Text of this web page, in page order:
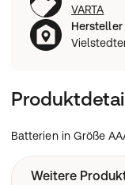
VARTA
Hersteller
Batterien in Größe
Weitere